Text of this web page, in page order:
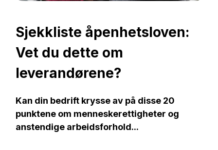
Sjekkliste åpenhetsloven:
Vet du dette om
leverandørene?
Kan din bedrift krysse av på disse 20
punktene om menneskerettigheter og
anstendige arbeidsforhold...